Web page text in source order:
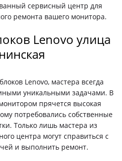
сервисный центр для
ремонта вашего монитора.
Lenovo улица
Lenovo, мастера всегда
уникальными задачами. В
прячется высокая
потребовались собственные
Только лишь мастера из
центра могут справиться с
и выполнить ремонт.